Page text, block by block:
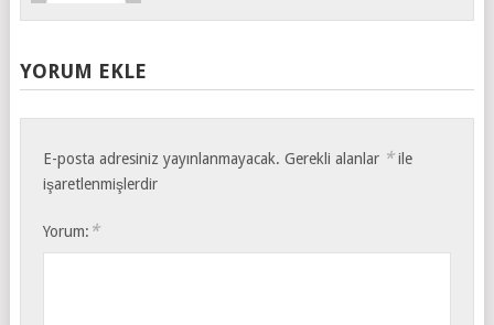
YORUM EKLE
E-posta adresiniz yayınlanmayacak. Gerekli alanlar *ile
işaretlenmişlerdir
Yorum: *